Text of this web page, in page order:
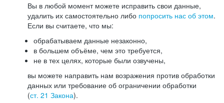
Вы в любой момент можете исправить свои данные,
удалить их самостоятельно либо попросить нас об этом.
Если вы считаете, что мы:
обрабатываем данные незаконно,
в большем объёме, чем это требуется,
не в тех целях, которые были озвучены,
вы можете направить нам возражения против обработки
данных или требование об ограничении обработки
(ст. 21 Закона).